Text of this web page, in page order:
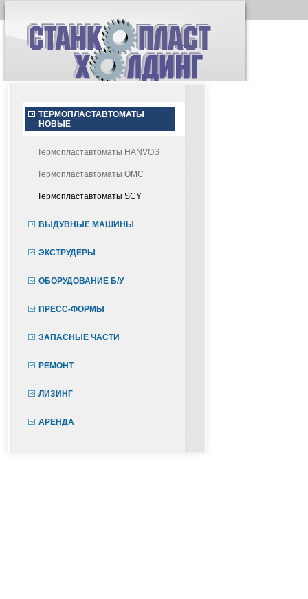
ТЕРМОПЛАСТАВТОМАТЫ
НОВЫЕ
Термопластавтоматы HANVOS
Термопластавтоматы OMC
Термопластавтоматы SCY
ВЫДУВНЫЕ МАШИНЫ
ЭКСТРУДЕРЫ
ОБОРУДОВАНИЕ Б/У
ПРЕСС-ФОРМЫ
ЗАПАСНЫЕ ЧАСТИ
РЕМОНТ
ЛИЗИНГ
АРЕНДА